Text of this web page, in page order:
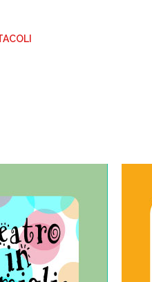
teatro concepita
e godere
famiglia.